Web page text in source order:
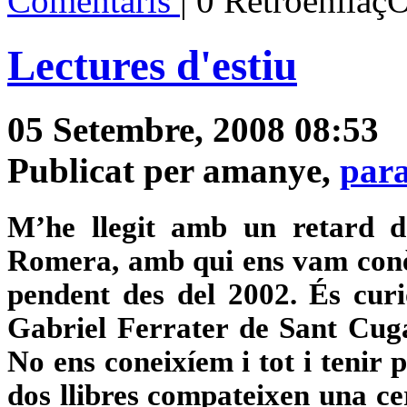
Lectures d'estiu
05 Setembre, 2008 08:53
Publicat per amanye,
M’he llegit amb un retard
Romera, amb qui ens vam
pendent des del 2002. És
Gabriel Ferrater de Sant
No ens coneixíem i tot i tenir
dos llibres compateixen una